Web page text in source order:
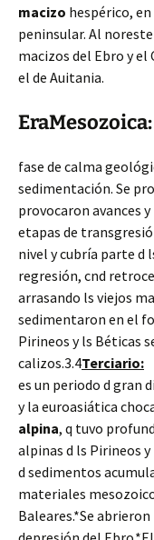
macizo hespérico,
peninsular. Al
macizos del Ebro y
el de Auitania.
EraMesozoica:
fase de calma
sedimentación. Se
provocaron avances
etapas de
nivel y cubría parte d
regresión, cnd
arrasando ls viejos
sedimentaron en el
Pirineos y ls Béticas
calizos.3.4Terciario:
es un periodo d gran
y la euroasiática
alpina, q tuvo
alpinas d ls Pirineos
d sedimentos
materiales
Baleares.*Se